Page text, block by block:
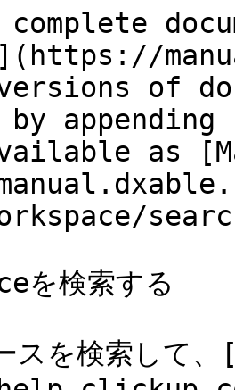
versions of
as
を検索する
スを検索して